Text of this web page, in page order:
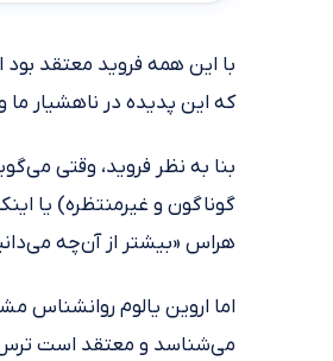
با این همه فروید معتقد بود
که این پدیده در ناهشیار ما
بنا به نظر فروید، وقتی
گوناگون و غیرمنتظره) یا
هراس «بیشتر از آن‌چه
اما اروین یالوم روانشناس
می‌شناسد و معتقد است ترس